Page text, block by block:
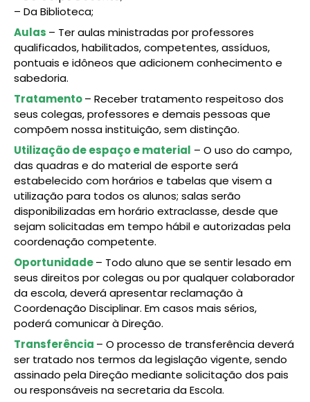
– Da Biblioteca;
Aulas – Ter aulas ministradas por professores
qualificados, habilitados, competentes, assíduos,
pontuais e idôneos que adicionem conhecimento e
sabedoria.
Tratamento– Receber tratamento respeitoso dos
seus colegas, professores e demais pessoas que
compõem nossa instituição, sem distinção.
Utilização de espaço e material – O uso do campo,
das quadras e do material de esporte será
estabelecido com horários e tabelas que visem a
utilização para todos os alunos; salas serão
disponibilizadas em horário extraclasse, desde que
sejam solicitadas em tempo hábil e autorizadas pela
coordenação competente.
Oportunidade– Todo aluno que se sentir lesado em
seus direitos por colegas ou por qualquer colaborador
da escola, deverá apresentar reclamação à
Coordenação Disciplinar. Em casos mais sérios,
poderá comunicar à Direção.
Transferência – O processo de transferência deverá
ser tratado nos termos da legislação vigente, sendo
assinado pela Direção mediante solicitação dos pais
ou responsáveis na secretaria da Escola.